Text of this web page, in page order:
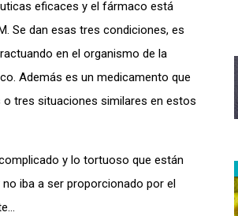
eficaces y el fármaco está
Se dan esas tres condiciones, es
en el organismo de la
Además es un medicamento que
o tres situaciones similares en estos
y lo tortuoso que están
iba a ser proporcionado por el